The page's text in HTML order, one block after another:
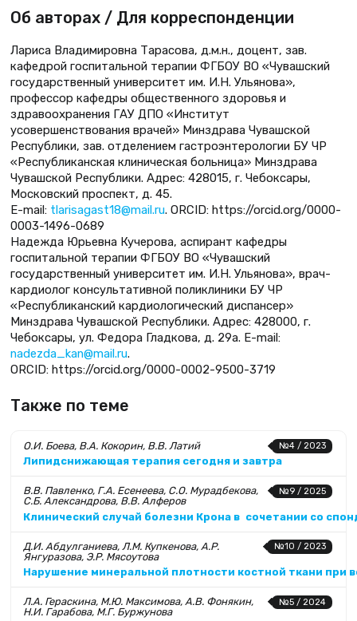
Об авторах / Для корреспонденции
Лариса Владимировна Тарасова, д.м.н., доцент, зав.
кафедрой госпитальной терапии ФГБОУ ВО «Чувашский
государственный университет им. И.Н. Ульянова»,
профессор кафедры общественного здоровья и
здравоохранения ГАУ ДПО «Институт
усовершенствования врачей» Минздрава Чувашской
Республики, зав. отделением гастроэнтерологии БУ ЧР
«Республиканская клиническая больница» Минздрава
Чувашской Республики. Адрес: 428015, г. Чебоксары,
Московский проспект, д. 45.
E-mail: tlarisagast18@mail.ru. ORCID: https://orcid.org/0000-
0003-1496-0689
Надежда Юрьевна Кучерова, аспирант кафедры
госпитальной терапии ФГБОУ ВО «Чувашский
государственный университет им. И.Н. Ульянова», врач-
кардиолог консультативной поликлиники БУ ЧР
«Республиканский кардиологический диспансер»
Минздрава Чувашской Республики. Адрес: 428000, г.
Чебоксары, ул. Федора Гладкова, д. 29а. E-mail:
nadezda_kan@mail.ru.
ORCID: https://orcid.org/0000-0002-9500-3719
Также по теме
№4 / 2023
О.И. Боева, В.А. Кокорин, В.В. Латий
Липидснижающая терапия сегодня и завтра
№9 / 2025
В.В. Павленко, Г.А. Есенеева, С.О. Мурадбекова,
С.Б. Александрова, В.В. Алферов
Клинический случай болезни Крона в сочетании со
№10 / 2023
Д.И. Абдулганиева, Л.М. Купкенова, А.Р.
Янгуразова, Э.Р. Мясоутова
Нарушение минеральной плотности костной ткани при
№5 / 2024
Л.А. Гераскина, М.Ю. Максимова, А.В. Фонякин,
Н.И. Гарабова, М.Г. Буржунова